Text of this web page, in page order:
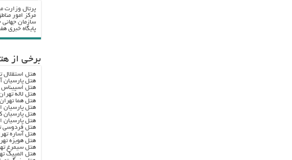
پرتال وزارت
مرکز امور
سازمان جهانی
پایگاه خبری
برخی از
هتل استقلال
هتل پارسیان
هتل اسپیناس
هتل لاله
هتل هما تهران
هتل پارسیان
هتل پارسیان
هتل پارسیان
هتل فردوسی
هتل آساره
هتل هویزه
هتل سیمرغ
هتل المپیک